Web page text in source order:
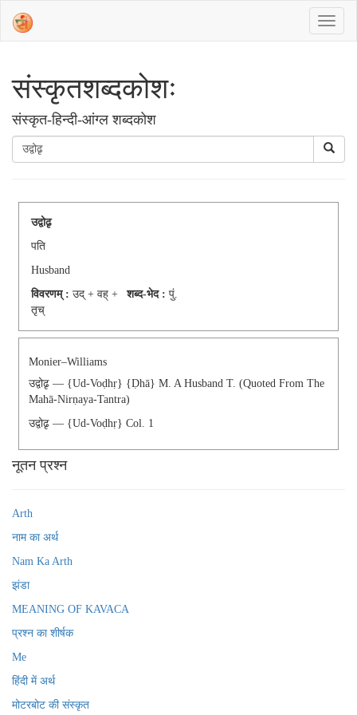
संस्‍कृतशब्‍दकोशः
संस्‍कृत-हिन्दी-आंग्ल शब्दकोश
उद्वोढृ
पति
Husband
विवरणम् : उद् + वह् +
तृच्
शब्द-भेद : पुं.
Monier–Williams
उद्वोढृ — {ud-Voḍhṛ} {ḍhā} M. A Husband T. (quoted From The
Mahā-Nirṇaya-Tantra)
उद्वोढृ — {ud-Voḍhṛ} Col. 1
नूतन प्रश्न
Arth
नाम का अर्थ
Nam Ka Arth
झंडा
MEANING OF KAVACA
प्रश्न का शीर्षक
Me
हिंदी में अर्थ
मोटरबोट की संस्कृत